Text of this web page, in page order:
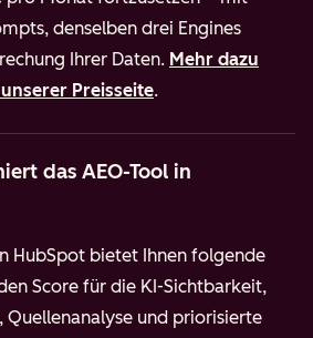
denselben drei Engines
Ihrer Daten. Mehr dazu
Preisseite.
das AEO-Tool in
HubSpot bietet Ihnen folgende
Score für die KI-Sichtbarkeit,
Quellenanalyse und priorisierte